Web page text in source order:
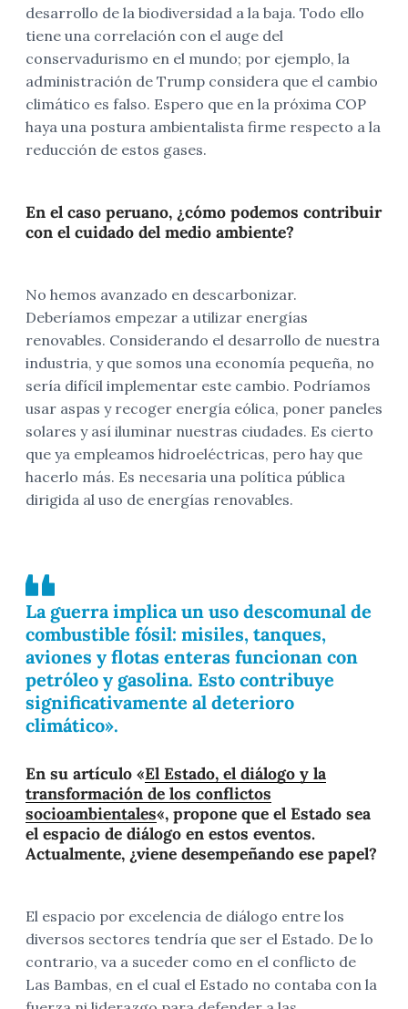
desarrollo de la biodiversidad a la baja. Todo ello
tiene una correlación con el auge del
conservadurismo en el mundo; por ejemplo, la
administración de Trump considera que el cambio
climático es falso. Espero que en la próxima COP
haya una postura ambientalista firme respecto a la
reducción de estos gases.
En el caso peruano, ¿cómo podemos contribuir
con el cuidado del medio ambiente?
No hemos avanzado en descarbonizar.
Deberíamos empezar a utilizar energías
renovables. Considerando el desarrollo de nuestra
industria, y que somos una economía pequeña, no
sería difícil implementar este cambio. Podríamos
usar aspas y recoger energía eólica, poner paneles
solares y así iluminar nuestras ciudades. Es cierto
que ya empleamos hidroeléctricas, pero hay que
hacerlo más. Es necesaria una política pública
dirigida al uso de energías renovables.
La guerra implica un uso descomunal de
combustible fósil: misiles, tanques,
aviones y flotas enteras funcionan con
petróleo y gasolina. Esto contribuye
significativamente al deterioro
climático».
En su artículo «El Estado, el diálogo y la
transformación de los conflictos
socioambientales«, propone que el Estado sea
el espacio de diálogo en estos eventos.
Actualmente, ¿viene desempeñando ese papel?
El espacio por excelencia de diálogo entre los
diversos sectores tendría que ser el Estado. De lo
contrario, va a suceder como en el conflicto de
Las Bambas, en el cual el Estado no contaba con la